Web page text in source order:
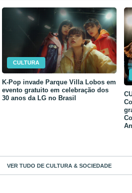
CULTURA
K-Pop invade Parque Villa Lobos em
evento gratuito em celebração dos
30 anos da LG no Brasil
VER TUDO DE CULTURA & SOCIEDADE